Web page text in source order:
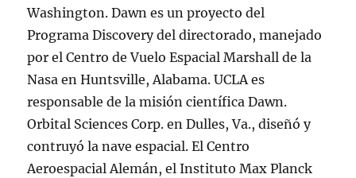
Washington. Dawn es un proyecto del
Programa Discovery del directorado, manejado
por el Centro de Vuelo Espacial Marshall de la
Nasa en Huntsville, Alabama. UCLA es
responsable de la misión científica Dawn.
Orbital Sciences Corp. en Dulles, Va., diseñó y
contruyó la nave espacial. El Centro
Aeroespacial Alemán, el Instituto Max Planck